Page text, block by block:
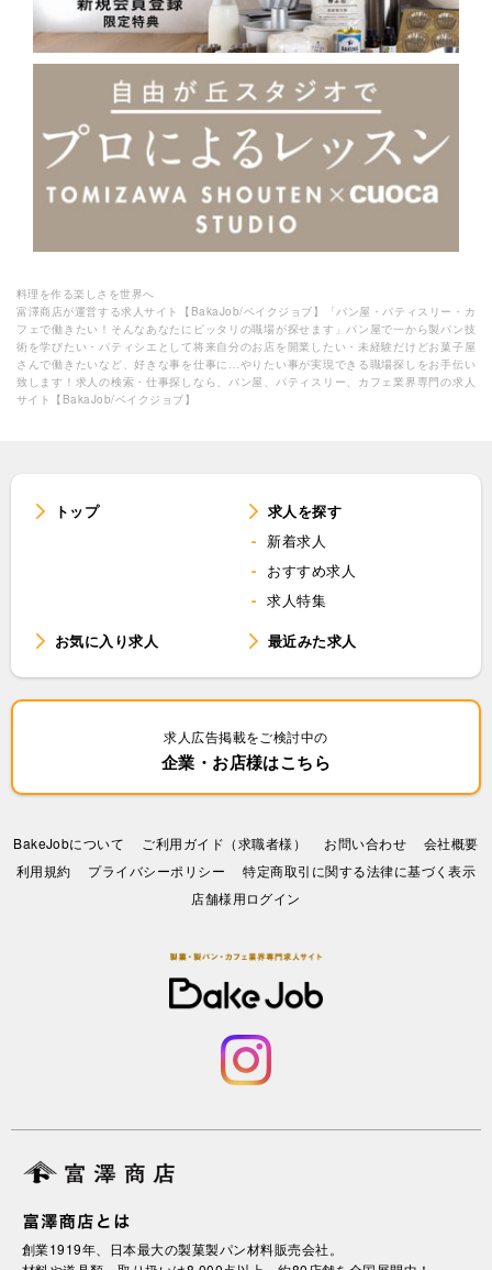
料理を作る楽しさを世界へ
富澤商店が運営する求人サイト【BakaJob/ベイクジョブ】「パン屋・パティスリー・カ
フェで働きたい！そんなあなたにピッタリの職場が探せます」パン屋で一から製パン技
術を学びたい・パティシエとして将来自分のお店を開業したい・未経験だけどお菓子屋
さんで働きたいなど、好きな事を仕事に…やりたい事が実現できる職場探しをお手伝い
致します！求人の検索・仕事探しなら、パン屋、パティスリー、カフェ業界専門の求人
サイト【BakaJob/ベイクジョブ】
トップ
求人を探す
新着求人
おすすめ求人
求人特集
お気に入り求人
最近みた求人
求人広告掲載をご検討中の
企業・お店様はこちら
BakeJobについて ご利用ガイド（求職者様） お問い合わせ
会社概要
利⽤規約
プライバシーポリシー
特定商取引に関する法律に基づく表示
店舗様用ログイン
創業1919年、日本最大の製菓製パン材料販売会社。